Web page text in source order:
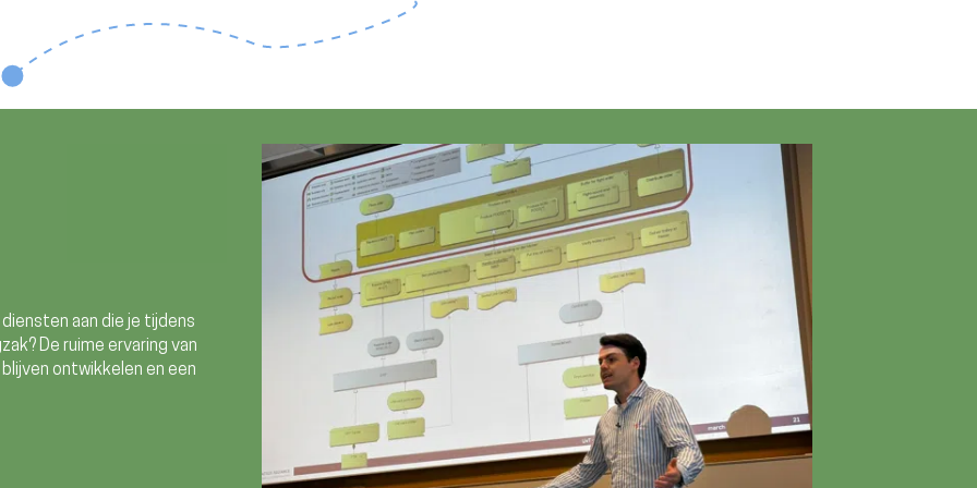
aan die je tijdens
De ruime ervaring van
ontwikkelen en een